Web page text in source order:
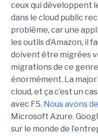
ceux qui développent
dans le cloud public
problème, car une
les outils d’Amazon, il
doivent être migrées
migrations de ce
énormément. La
cloud, et ça c’est un
avec F5. Nous avons
Microsoft Azure.
sur le monde de